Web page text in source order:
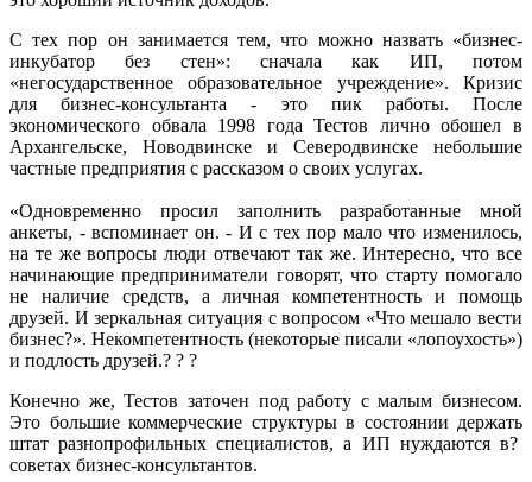
С тех пор он занимается тем, что можно назвать «бизнес-
инкубатор без стен»: сначала как ИП, потом
«негосударственное образовательное учреждение». Кризис
для бизнес-консультанта - это пик работы. После
экономического обвала 1998 года Тестов лично обошел в
Архангельске, Новодвинске и Северодвинске небольшие
частные предприятия с рассказом о своих услугах.
«Одновременно просил заполнить разработанные мной
анкеты, - вспоминает он. - И с тех пор мало что изменилось,
на те же вопросы люди отвечают так же. Интересно, что все
начинающие предприниматели говорят, что старту помогало
не наличие средств, а личная компетентность и помощь
друзей. И зеркальная ситуация с вопросом «Что мешало вести
бизнес?». Некомпетентность (некоторые писали «лопоухость»)
и подлость друзей.? ? ?
Конечно же, Тестов заточен под работу с малым бизнесом.
Это большие коммерческие структуры в состоянии держать
штат разнопрофильных специалистов, а ИП нуждаются в?
советах бизнес-консультантов.